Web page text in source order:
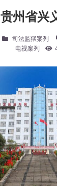
贵州省兴
司法监狱案列
电视案列